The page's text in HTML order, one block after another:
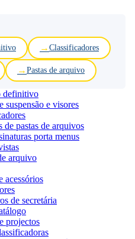
Classificadores
Pastas de arquivo
definitivo
suspensão e visores
de pastas de arquivos
porta menus
arquivo
acessórios
de secretária
projectos